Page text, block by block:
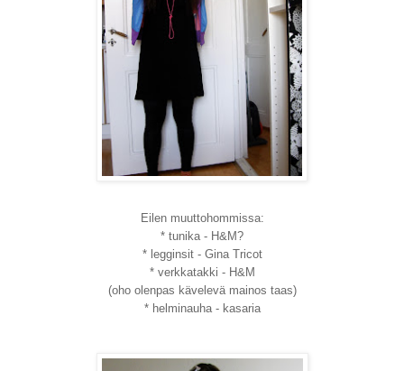
Eilen muuttohommissa:
* tunika - H&M?
* legginsit - Gina Tricot
* verkkatakki - H&M
(oho olenpas kävelevä mainos taas)
* helminauha - kasaria